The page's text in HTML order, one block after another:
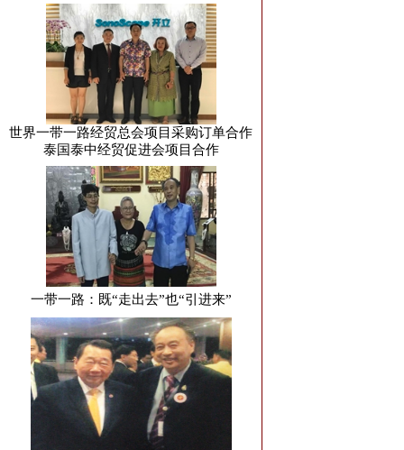
世界一带一路经贸总会项目采购订单合作
泰国泰中经贸促进会项目合作
一带一路：既“走出去”也“引进来”